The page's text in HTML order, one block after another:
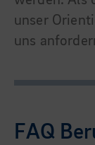
unser
uns
FAQ